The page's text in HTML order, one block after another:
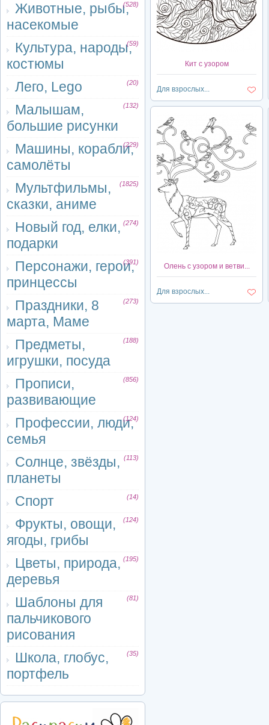
Животные, рыбы,
насекомые
(528)
Культура, народы,
костюмы
(59)
Лего, Lego (20)
Малышам,
большие рисунки
(132)
Машины, корабли,
самолёты
(229)
Мультфильмы,
сказки, аниме
(1825)
Новый год, елки,
подарки
(274)
Персонажи, герои,
принцессы
(391)
Праздники, 8
марта, Маме
(273)
Предметы,
игрушки, посуда
(188)
Прописи,
развивающие
(856)
Профессии, люди,
семья
(124)
Солнце, звёзды,
планеты
(113)
Спорт (14)
Фрукты, овощи,
ягоды, грибы
(124)
Цветы, природа,
деревья
(195)
Шаблоны для
пальчикового
рисования
(81)
Школа, глобус,
портфель
(35)
Кит с узором
Для взрослых...
Олень с узором и ветви...
Для взрослых...